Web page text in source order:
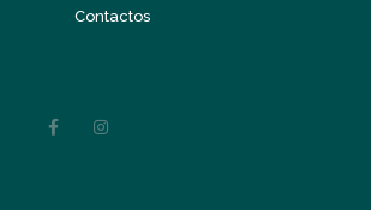
Contactos